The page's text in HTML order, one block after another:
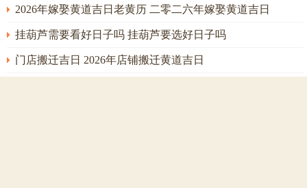
造之事宜避。
七月廿七乙未日。此日月日皆为未土。伏吟之势深重。然天
干乙木为偏印，如燥土中一丝藤萝，专取「以柔克刚」「以
静制动」之机，乙木生丁火，为印生身，主得长辈，文书、
2026年嫁娶黄道吉日老黄历 二零二六年嫁娶黄道吉日
挂葫芦需要看好日子吗 挂葫芦要选好日子吗
门店搬迁吉日 2026年店铺搬迁黄道吉日